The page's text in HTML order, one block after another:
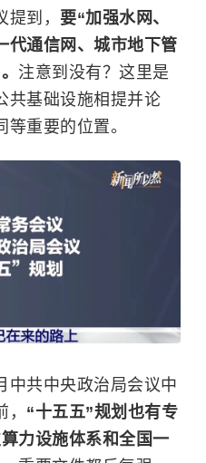
到， 要“加强水网、
代通信网、城市地下管
注意到没有？这里是
共基础设施相提并论
重要的位置。
中共中央政治局会议中
“十五五”规划也有专
力设施体系和全国一